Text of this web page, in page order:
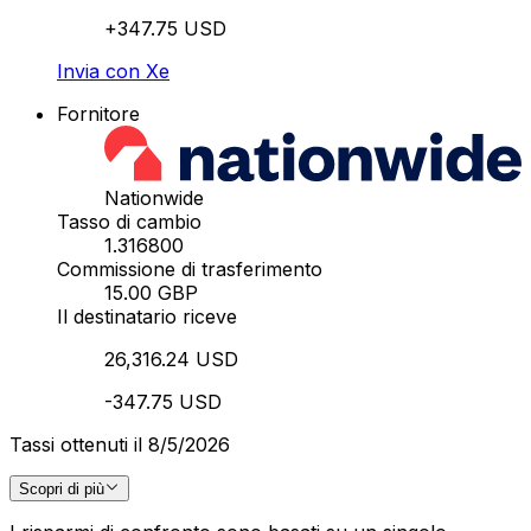
+347.75 USD
Invia con Xe
Fornitore
Nationwide
Tasso di cambio
1.316800
Commissione di trasferimento
15.00 GBP
Il destinatario riceve
26,316.24 USD
-347.75 USD
Tassi ottenuti il 8/5/2026
Scopri di più